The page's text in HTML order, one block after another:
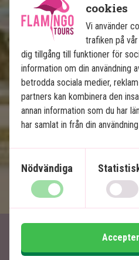
Lembongan
Privat chaufför/guide
4-stjärniga hotell med
Tempel, risterrasser
Ö-stämning,
Många upplevelser
Ingår i priset
14 dagar
Pris pr.
pers. från 19
Artiklar
cookies
Vi använder
trafiken på
dig tillgång till funktioner för
information om din användning
betrodda sociala medier,
partners kan kombinera den
annan information som du har
har samlat in från din
Nödvändiga